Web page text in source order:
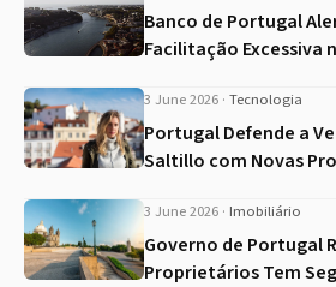
Banco de Portugal
Facilitação Excessiva
3 June 2026 · Tecnologia
Portugal Defende a
Saltillo com Novas
3 June 2026 · Imobiliário
Governo de Portugal
Proprietários Tem